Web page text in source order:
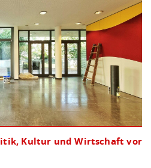
Kultur und Wirtschaft vor